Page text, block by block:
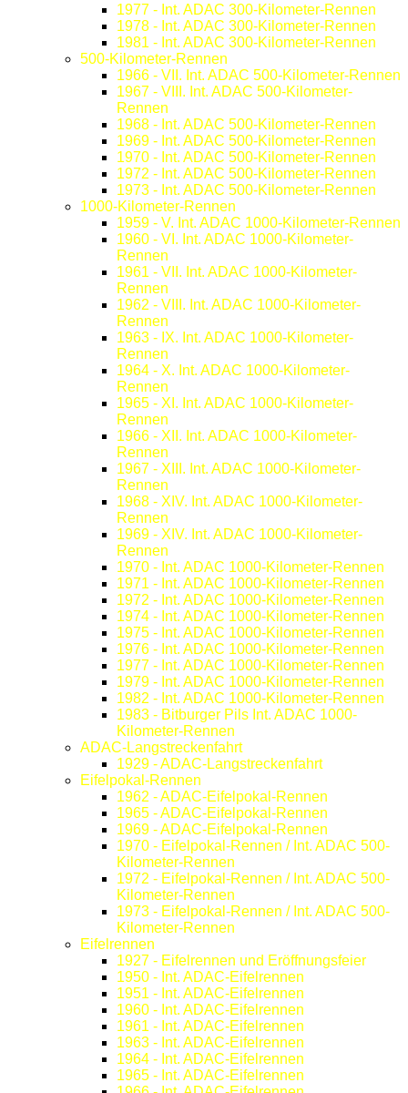
1977 - Int. ADAC 300-Kilometer-Rennen
1978 - Int. ADAC 300-Kilometer-Rennen
1981 - Int. ADAC 300-Kilometer-Rennen
500-Kilometer-Rennen
1966 - VII. Int. ADAC 500-Kilometer-Rennen
1967 - VIII. Int. ADAC 500-Kilometer-
Rennen
1968 - Int. ADAC 500-Kilometer-Rennen
1969 - Int. ADAC 500-Kilometer-Rennen
1970 - Int. ADAC 500-Kilometer-Rennen
1972 - Int. ADAC 500-Kilometer-Rennen
1973 - Int. ADAC 500-Kilometer-Rennen
1000-Kilometer-Rennen
1959 - V. Int. ADAC 1000-Kilometer-Rennen
1960 - VI. Int. ADAC 1000-Kilometer-
Rennen
1961 - VII. Int. ADAC 1000-Kilometer-
Rennen
1962 - VIII. Int. ADAC 1000-Kilometer-
Rennen
1963 - IX. Int. ADAC 1000-Kilometer-
Rennen
1964 - X. Int. ADAC 1000-Kilometer-
Rennen
1965 - XI. Int. ADAC 1000-Kilometer-
Rennen
1966 - XII. Int. ADAC 1000-Kilometer-
Rennen
1967 - XIII. Int. ADAC 1000-Kilometer-
Rennen
1968 - XIV. Int. ADAC 1000-Kilometer-
Rennen
1969 - XIV. Int. ADAC 1000-Kilometer-
Rennen
1970 - Int. ADAC 1000-Kilometer-Rennen
1971 - Int. ADAC 1000-Kilometer-Rennen
1972 - Int. ADAC 1000-Kilometer-Rennen
1974 - Int. ADAC 1000-Kilometer-Rennen
1975 - Int. ADAC 1000-Kilometer-Rennen
1976 - Int. ADAC 1000-Kilometer-Rennen
1977 - Int. ADAC 1000-Kilometer-Rennen
1979 - Int. ADAC 1000-Kilometer-Rennen
1982 - Int. ADAC 1000-Kilometer-Rennen
1983 - Bitburger Pils Int. ADAC 1000-
Kilometer-Rennen
ADAC-Langstreckenfahrt
1929 - ADAC-Langstreckenfahrt
Eifelpokal-Rennen
1962 - ADAC-Eifelpokal-Rennen
1965 - ADAC-Eifelpokal-Rennen
1969 - ADAC-Eifelpokal-Rennen
1970 - Eifelpokal-Rennen / Int. ADAC 500-
Kilometer-Rennen
1972 - Eifelpokal-Rennen / Int. ADAC 500-
Kilometer-Rennen
1973 - Eifelpokal-Rennen / Int. ADAC 500-
Kilometer-Rennen
Eifelrennen
1927 - Eifelrennen und Eröffnungsfeier
1950 - Int. ADAC-Eifelrennen
1951 - Int. ADAC-Eifelrennen
1960 - Int. ADAC-Eifelrennen
1961 - Int. ADAC-Eifelrennen
1963 - Int. ADAC-Eifelrennen
1964 - Int. ADAC-Eifelrennen
1965 - Int. ADAC-Eifelrennen